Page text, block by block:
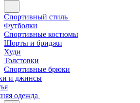
Спортивный стиль
Футболки
Спортивные костюмы
Шорты и бриджи
Худи
Толстовки
Спортивные брюки
и джинсы
одежда